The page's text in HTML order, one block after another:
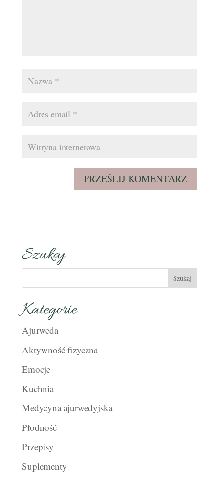
Szukaj
Kategorie
Ajurweda
Aktywność fizyczna
Emocje
Kuchnia
Medycyna ajurwedyjska
Płodność
Przepisy
Suplementy